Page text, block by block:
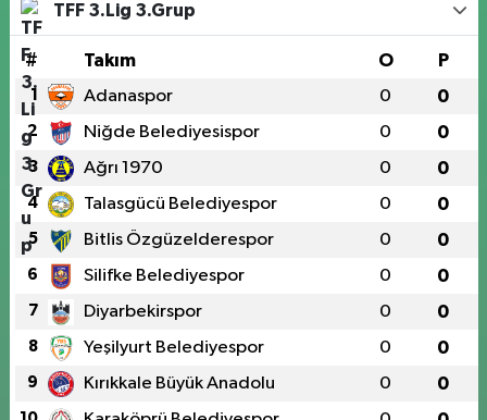
TFF 3.Lig 3.Grup
# Takım O P
1 Adanaspor 0 0
2 Niğde Belediyesispor 0 0
3 Ağrı 1970 0 0
4 Talasgücü Belediyespor 0 0
5 Bitlis Özgüzelderespor 0 0
6 Silifke Belediyespor 0 0
7 Diyarbekirspor 0 0
8 Yeşilyurt Belediyespor 0 0
9 Kırıkkale Büyük Anadolu 0 0